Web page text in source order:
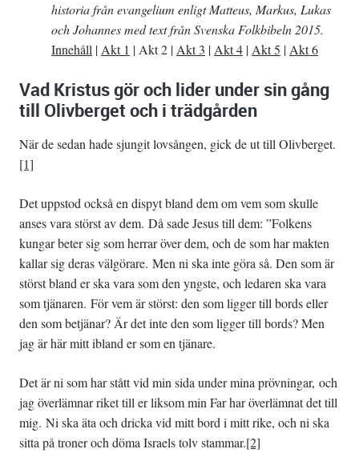
historia från evangelium enligt Matteus, Markus, Lukas
och Johannes med text från Svenska Folkbibeln 2015.
Innehåll |Akt 1 | Akt 2 |Akt 3 |Akt 4 |Akt 5 |Akt 6
Vad Kristus gör och lider under sin gång
till Olivberget och i trädgården
När de sedan hade sjungit lovsången, gick de ut till Olivberget.
[1]
Det uppstod också en dispyt bland dem om vem som skulle
anses vara störst av dem. Då sade Jesus till dem: ”Folkens
kungar beter sig som herrar över dem, och de som har makten
kallar sig deras välgörare. Men ni ska inte göra så. Den som är
störst bland er ska vara som den yngste, och ledaren ska vara
som tjänaren. För vem är störst: den som ligger till bords eller
den som betjänar? Är det inte den som ligger till bords? Men
jag är här mitt ibland er som en tjänare.
Det är ni som har stått vid min sida under mina prövningar, och
jag överlämnar riket till er liksom min Far har överlämnat det till
mig. Ni ska äta och dricka vid mitt bord i mitt rike, och ni ska
sitta på troner och döma Israels tolv stammar.[2]